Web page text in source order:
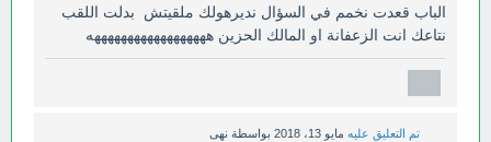
الباب قعدت نخمم في السؤال نديرهولك ملقيتش بدلت اللقب
نتاعك انت الزعفانة او المالك الحزين ههههههههههههههههههه
تم التعليق عليه مايو 13، 2018 بواسطة نهى